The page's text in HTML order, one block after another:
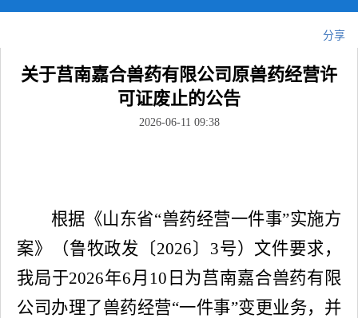
分享
关于莒南嘉合兽药有限公司原兽药经营许
可证废止的公告
2026-06-11 09:38
根据《山东省“兽药经营一件事”实施方
案》（鲁牧政发〔2026〕3号）文件要求，
我局于2026年6月10日为莒南嘉合兽药有限
公司办理了兽药经营“一件事”变更业务，并